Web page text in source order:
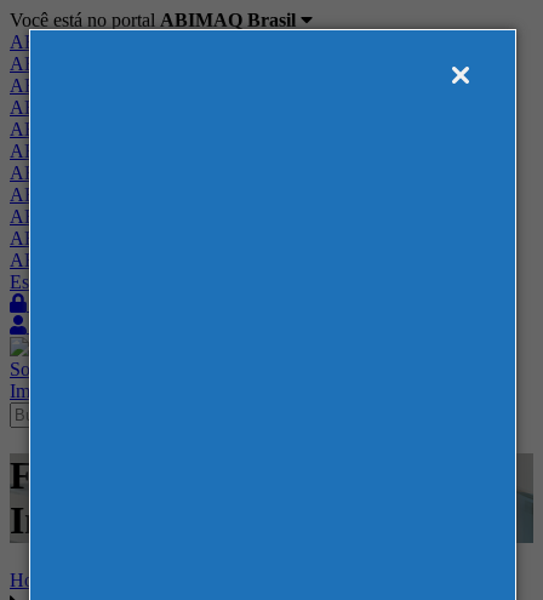
Você está no portal ABIMAQ Brasil
ABIMAQ Brasil
ABIMAQ Minas Gerais
ABIMAQ Norte-Nordeste
ABIMAQ Paraná
ABIMAQ Piracicaba
ABIMAQ Ribeirão Preto
ABIMAQ Rio de Janeiro
ABIMAQ Rio Grande do Sul
ABIMAQ Santa Catarina
ABIMAQ São Paulo
ABIMAQ Vale do Paraíba
Escritório de Relações Governamentais
Sobre
Imprensa
Feiras - Expoville - SC - Feira
Internacional - Tecnologia
Home